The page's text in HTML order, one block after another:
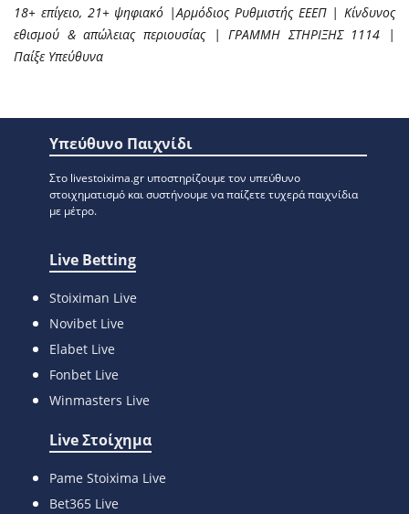
18+ επίγειο, 21+ ψηφιακό |Αρμόδιος Ρυθμιστής ΕΕΕΠ | Κίνδυνος
εθισμού & απώλειας περιουσίας | ΓΡΑΜΜΗ ΣΤΗΡΙΞΗΣ 1114 |
Παίξε Υπεύθυνα
Υπεύθυνο Παιχνίδι
Στο livestoixima.gr υποστηρίζουμε τον υπεύθυνο
στοιχηματισμό και συστήνουμε να παίζετε τυχερά παιχνίδια
με μέτρο.
Live Betting
Stoiximan Live
Novibet Live
Elabet Live
Fonbet Live
Winmasters Live
Live Στοίχημα
Pame Stoixima Live
Bet365 Live